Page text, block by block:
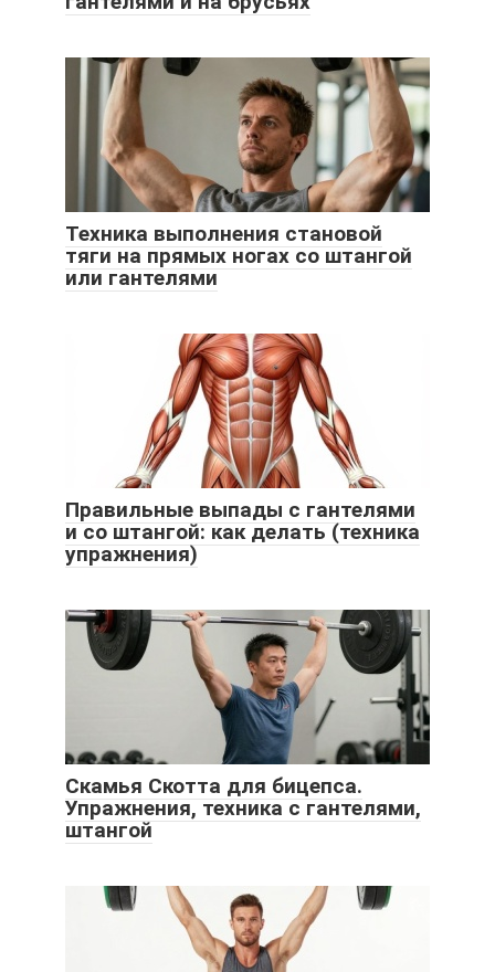
Техника выполнения становой
тяги на прямых ногах со штангой
или гантелями
Правильные выпады с гантелями
и со штангой: как делать (техника
упражнения)
Скамья Скотта для бицепса.
Упражнения, техника с гантелями,
штангой